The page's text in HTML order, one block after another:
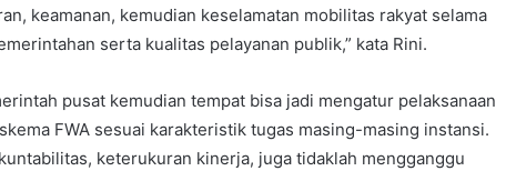
keamanan, kemudian keselamatan mobilitas rakyat selama
serta kualitas pelayanan publik,” kata Rini.
pusat kemudian tempat bisa jadi mengatur pelaksanaan
FWA sesuai karakteristik tugas masing-masing instansi.
keterukuran kinerja, juga tidaklah mengganggu